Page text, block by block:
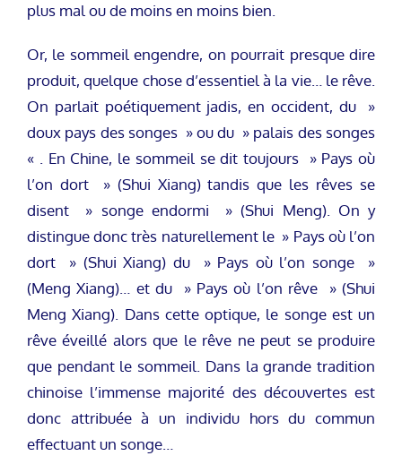
plus mal ou de moins en moins bien.
Or, le sommeil engendre, on pourrait presque dire
produit, quelque chose d’essentiel à la vie… le rêve.
On parlait poétiquement jadis, en occident, du »
doux pays des songes » ou du » palais des songes
« . En Chine, le sommeil se dit toujours » Pays où
l’on dort » (Shui Xiang) tandis que les rêves se
disent » songe endormi » (Shui Meng). On y
distingue donc très naturellement le » Pays où l’on
dort » (Shui Xiang) du » Pays où l’on songe »
(Meng Xiang)… et du » Pays où l’on rêve » (Shui
Meng Xiang). Dans cette optique, le songe est un
rêve éveillé alors que le rêve ne peut se produire
que pendant le sommeil. Dans la grande tradition
chinoise l’immense majorité des découvertes est
donc attribuée à un individu hors du commun
effectuant un songe…